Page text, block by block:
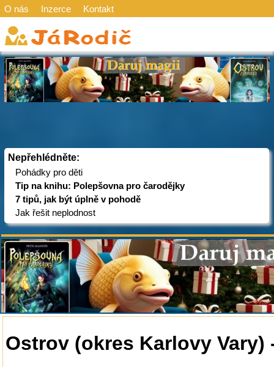
O nás Inzerce Kontakt
Nepřehlédněte:
Pohádky pro děti
Tip na knihu: Polepšovna pro čarodějky
7 tipů, jak být úplně v pohodě
Jak řešit neplodnost
Ostrov (okres Karlovy Vary)